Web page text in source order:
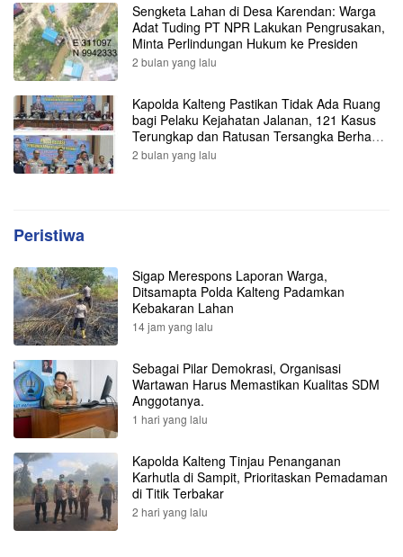
Sengketa Lahan di Desa Karendan: Warga
Adat Tuding PT NPR Lakukan Pengrusakan,
Minta Perlindungan Hukum ke Presiden
2 bulan yang lalu
Kapolda Kalteng Pastikan Tidak Ada Ruang
bagi Pelaku Kejahatan Jalanan, 121 Kasus
Terungkap dan Ratusan Tersangka Berhasil
Dibekuk
2 bulan yang lalu
Peristiwa
Sigap Merespons Laporan Warga,
Ditsamapta Polda Kalteng Padamkan
Kebakaran Lahan
14 jam yang lalu
Sebagai Pilar Demokrasi, Organisasi
Wartawan Harus Memastikan Kualitas SDM
Anggotanya.
1 hari yang lalu
Kapolda Kalteng Tinjau Penanganan
Karhutla di Sampit, Prioritaskan Pemadaman
di Titik Terbakar
2 hari yang lalu